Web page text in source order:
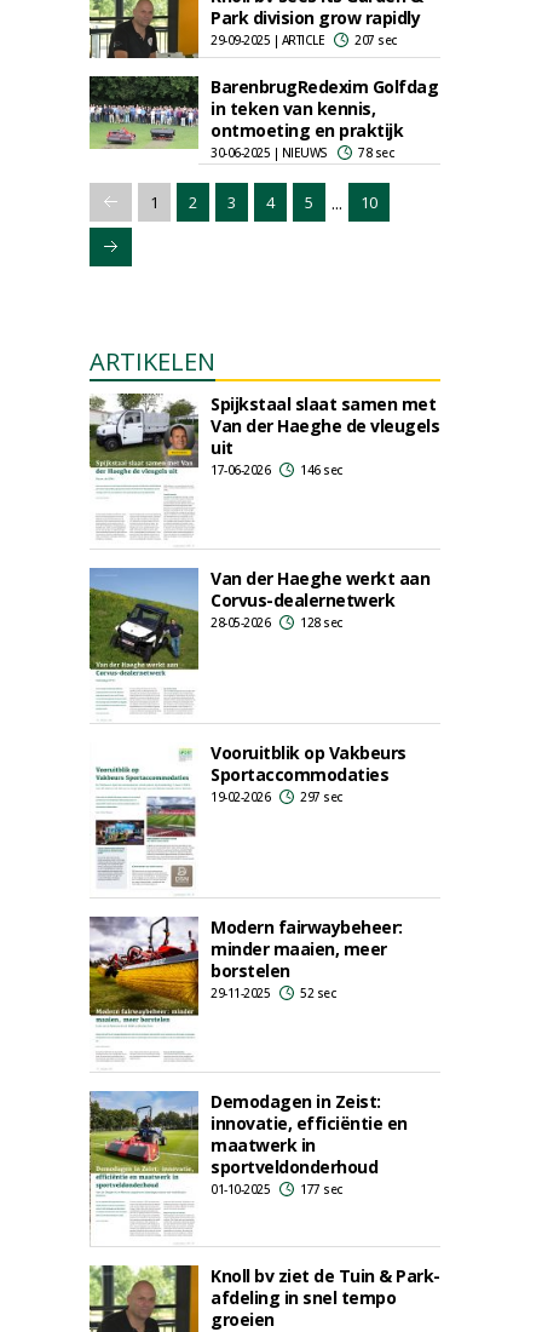
Park division grow rapidly
29-09-2025 | ARTICLE 207 sec
BarenbrugRedexim Golfdag
in teken van kennis,
ontmoeting en praktijk
30-06-2025 | NIEUWS 78 sec
1 2 3 4 5 ... 10
ARTIKELEN
Spijkstaal slaat samen met
Van der Haeghe de vleugels
uit
17-06-2026 146 sec
Van der Haeghe werkt aan
Corvus-dealernetwerk
28-05-2026 128 sec
Vooruitblik op Vakbeurs
Sportaccommodaties
19-02-2026 297 sec
Modern fairwaybeheer:
minder maaien, meer
borstelen
29-11-2025 52 sec
Demodagen in Zeist:
innovatie, efficiëntie en
maatwerk in
sportveldonderhoud
01-10-2025 177 sec
Knoll bv ziet de Tuin & Park-
afdeling in snel tempo
groeien